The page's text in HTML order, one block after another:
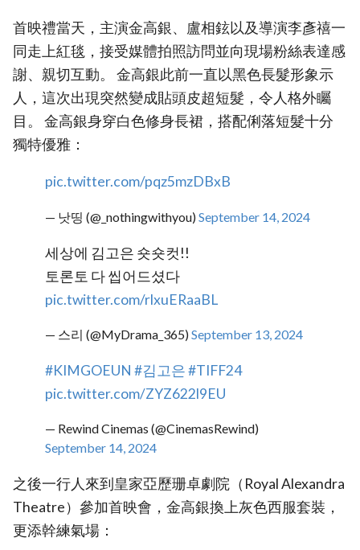
首映禮當天，主演金高銀、盧相鉉以及導演李彥禧一
同走上紅毯，接受媒體拍照訪問並向現場粉絲表達感
謝、親切互動。 金高銀此前一直以黑色長髮形象示
人，這次出現突然變成貼頭皮超短髮，令人格外矚
目。 金高銀身穿白色修身長裙，搭配俐落短髮十分
獨特優雅：
pic.twitter.com/pqz5mzDBxB
— 낫띵 (@_nothingwithyou)September 14, 2024
세상에 김고은 숏숏컷!!
토론토 다 씹어드셨다
pic.twitter.com/rlxuERaaBL
— 스리 (@MyDrama_365)September 13, 2024
#KIMGOEUN #김고은#TIFF24
pic.twitter.com/ZYZ622l9EU
— Rewind Cinemas (@CinemasRewind)
September 14, 2024
之後一行人來到皇家亞歷珊卓劇院（Royal Alexandra
Theatre）參加首映會，金高銀換上灰色西服套裝，
更添幹練氣場：